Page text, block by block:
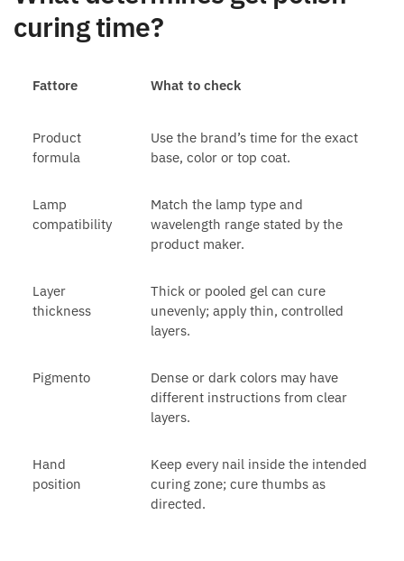
curing time?
Fattore What to check
Product
formula
Use the brand’s time for the exact
base, color or top coat.
Lamp
compatibility
Match the lamp type and
wavelength range stated by the
product maker.
Layer
thickness
Thick or pooled gel can cure
unevenly; apply thin, controlled
layers.
Pigmento
Dense or dark colors may have
different instructions from clear
layers.
Hand
position
Keep every nail inside the intended
curing zone; cure thumbs as
directed.